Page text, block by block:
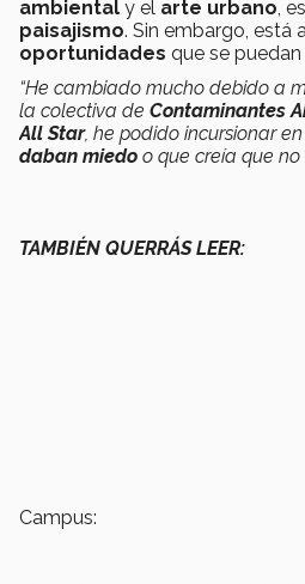
ambiental y el arte urbano ,
paisajismo. Sin embargo, está
oportunidades que se puedan
“He cambiado mucho debido a
la colectiva de Contaminantes
All Star, he podido incursionar
daban miedo o que creía que no
TAMBIÉN QUERRÁS LEER:
Campus: